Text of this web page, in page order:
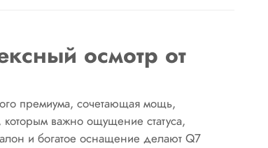
осмотр от
премиума, сочетающая мощь,
которым важно ощущение статуса,
и богатое оснащение делают Q7